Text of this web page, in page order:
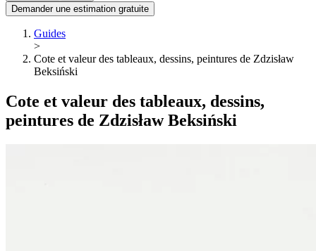
Demander une estimation gratuite
Guides
>
Cote et valeur des tableaux, dessins, peintures de Zdzisław
Beksiński
Cote et valeur des tableaux, dessins,
peintures de Zdzisław Beksiński